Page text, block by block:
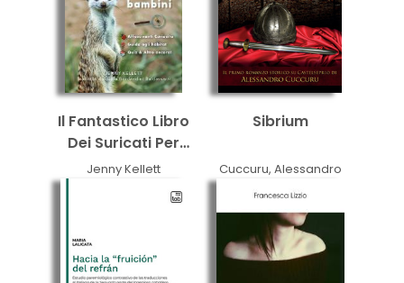
Il Fantastico Libro
Dei Suricati Per
Bambini
Jenny Kellett
Sibrium
Cuccuru, Alessandro